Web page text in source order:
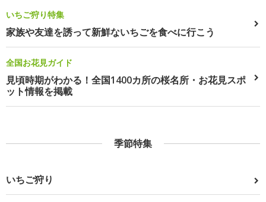
いちご狩り特集
家族や友達を誘って新鮮ないちごを食べに行こう
全国お花見ガイド
見頃時期がわかる！全国1400カ所の桜名所・お花見スポ
ット情報を掲載
季節特集
いちご狩り